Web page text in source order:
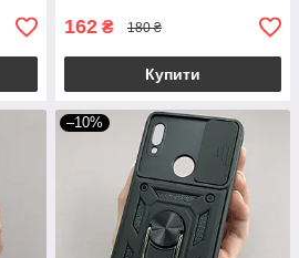
162 ₴ 180 ₴
Купити
–10%